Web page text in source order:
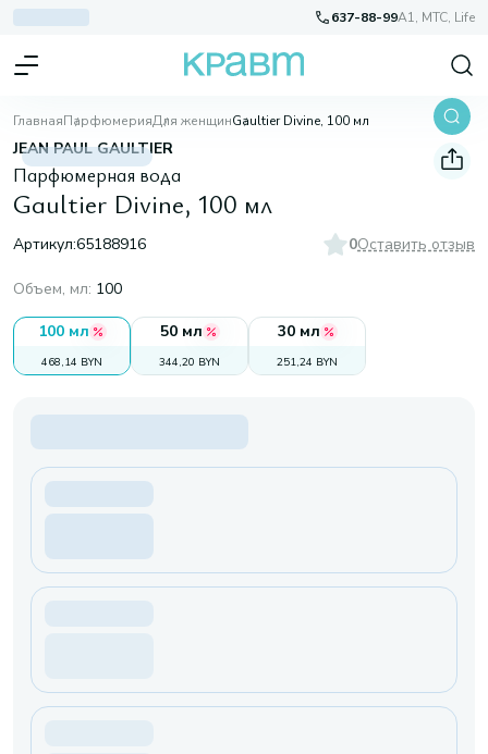
637-88-99A1, МТС, Life
ГлавнаяПарфюмерияДля женщинGaultier Divine, 100 мл
JEAN PAUL GAULTIER
Парфюмерная вода
Gaultier Divine, 100 мл
Артикул:65188916 0Оставить отзыв
Объем, мл: 100
100 мл
468,14 BYN
50 мл
344,20 BYN
30 мл
251,24 BYN